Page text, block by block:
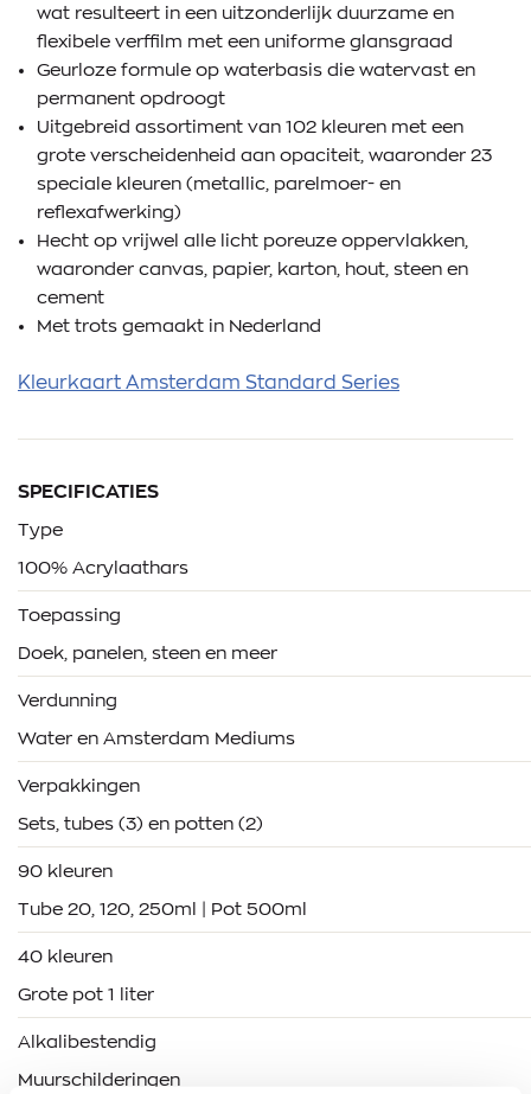
wat resulteert in een uitzonderlijk duurzame en
flexibele verffilm met een uniforme glansgraad
Geurloze formule op waterbasis die watervast en
permanent opdroogt
Uitgebreid assortiment van 102 kleuren met een
grote verscheidenheid aan opaciteit, waaronder 23
speciale kleuren (metallic, parelmoer- en
reflexafwerking)
Hecht op vrijwel alle licht poreuze oppervlakken,
waaronder canvas, papier, karton, hout, steen en
cement
Met trots gemaakt in Nederland
Kleurkaart Amsterdam Standard Series
SPECIFICATIES
Type
100% Acrylaathars
Toepassing
Doek, panelen, steen en meer
Verdunning
Water en Amsterdam Mediums
Verpakkingen
Sets, tubes (3) en potten (2)
90 kleuren
Tube 20, 120, 250ml | Pot 500ml
40 kleuren
Grote pot 1 liter
Alkalibestendig
Muurschilderingen